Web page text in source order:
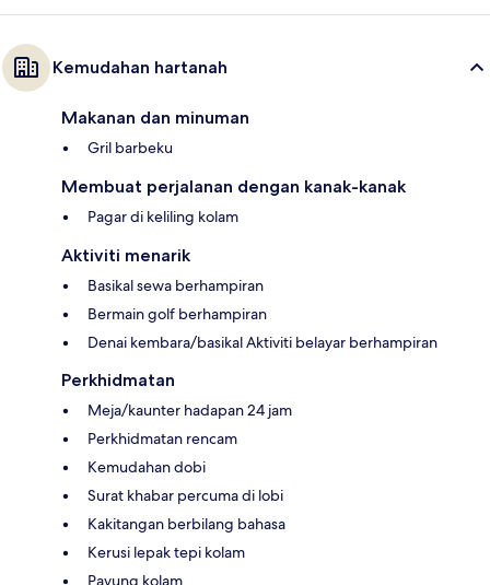
Kemudahan hartanah
Makanan dan minuman
Gril barbeku
Membuat perjalanan dengan kanak-kanak
Pagar di keliling kolam
Aktiviti menarik
Basikal sewa berhampiran
Bermain golf berhampiran
Denai kembara/basikal Aktiviti belayar berhampiran
Perkhidmatan
Meja/kaunter hadapan 24 jam
Perkhidmatan rencam
Kemudahan dobi
Surat khabar percuma di lobi
Kakitangan berbilang bahasa
Kerusi lepak tepi kolam
Payung kolam